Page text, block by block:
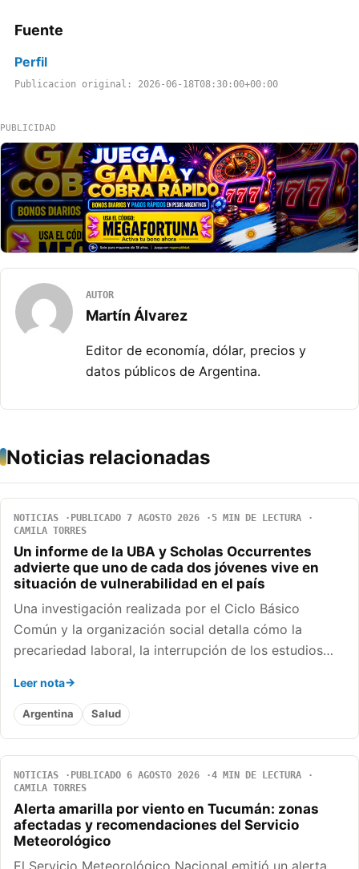
Fuente
Perfil
Publicacion original: 2026-06-18T08:30:00+00:00
PUBLICIDAD
AUTOR
Martín Álvarez
Editor de economía, dólar, precios y
datos públicos de Argentina.
Noticias relacionadas
NOTICIAS PUBLICADO 7 AGOSTO 2026
5 MIN DE LECTURA
CAMILA TORRES
Un informe de la UBA y Scholas Occurrentes
advierte que uno de cada dos jóvenes vive en
situación de vulnerabilidad en el país
Una investigación realizada por el Ciclo Básico
Común y la organización social detalla cómo la
precariedad laboral, la interrupción de los estudios…
Leer nota
Argentina Salud
NOTICIAS PUBLICADO 6 AGOSTO 2026
4 MIN DE LECTURA
CAMILA TORRES
Alerta amarilla por viento en Tucumán: zonas
afectadas y recomendaciones del Servicio
Meteorológico
El Servicio Meteorológico Nacional emitió un alerta